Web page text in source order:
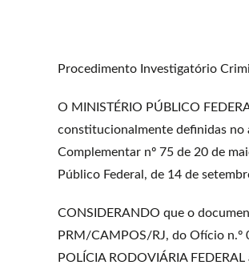
Procedimento Investigatório
O MINISTÉRIO PÚBLICO
constitucionalmente definidas no
Complementar nº 75 de 20 de
Público Federal, de 14 de
CONSIDERANDO que o
PRM/CAMPOS/RJ, do Ofício n.º
POLÍCIA RODOVIÁRIA